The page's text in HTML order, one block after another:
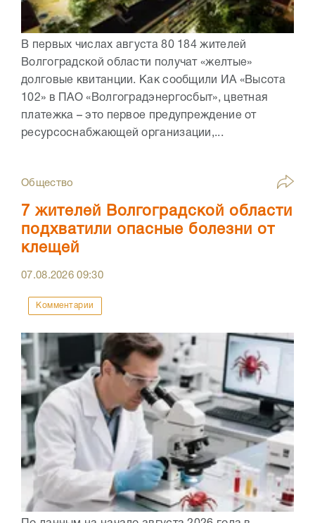
В первых числах августа 80 184 жителей
Волгоградской области получат «желтые»
долговые квитанции. Как сообщили ИА «Высота
102» в ПАО «Волгоградэнергосбыт», цветная
платежка – это первое предупреждение от
ресурсоснабжающей организации,...
Общество
7 жителей Волгоградской области
подхватили опасные болезни от
клещей
07.08.202609:30
Комментарии